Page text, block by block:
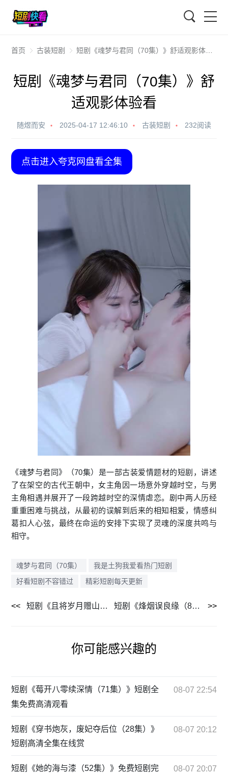
首页 古装短剧 短剧《魂梦与君同（70集）》舒适观影体验看
短剧《魂梦与君同（70集）》舒
适观影体验看
随煜而安 2025-04-17 12:46:10 古装短剧 232阅读
点击进入夸克网盘看全集
《魂梦与君同》（70集）是一部古装爱情题材的短剧，讲述
了在架空的古代王朝中，女主角因一场意外穿越时空，与男
主角相遇并展开了一段跨越时空的深情虐恋。剧中两人历经
重重困难与挑战，从最初的误解到后来的相知相爱，情感纠
葛扣人心弦，最终在命运的安排下实现了灵魂的深度共鸣与
相守。
魂梦与君同（70集）
我是土狗我爱看热门短剧
好看短剧不容错过
精彩短剧每天更新
短剧《且将岁月赠山河（66集）》每日更新及时追 短剧《烽烟误良缘（80集）》流畅播放不间断
你可能感兴趣的
短剧《莓开八零续深情（71集）》短剧全
集免费高清观看
08-07 22:54
短剧《穿书炮灰，废妃夺后位（28集）》
短剧高清全集在线赏
08-07 20:12
短剧《她的海与漆（52集）》免费短剧完
08-07 20:07